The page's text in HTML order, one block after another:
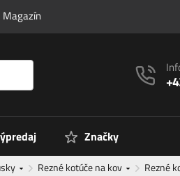
Magazín
Značky
Rezné kotúče na kov Rezné